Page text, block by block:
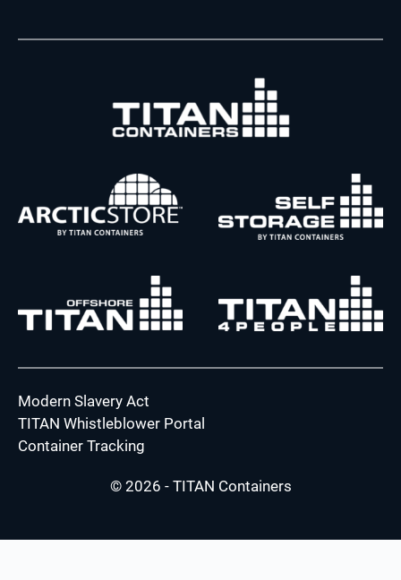
Modern Slavery Act
TITAN Whistleblower Portal
Container Tracking
© 2026 - TITAN Containers